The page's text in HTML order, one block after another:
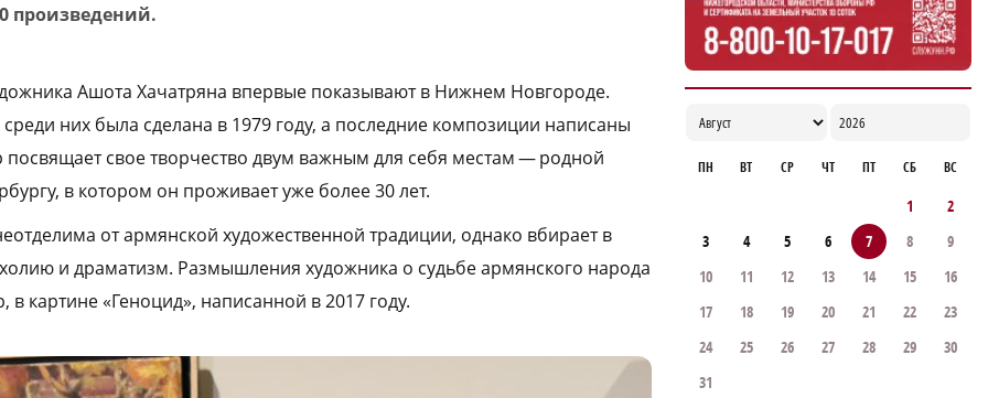
произведений.
Ашота Хачатряна впервые показывают в Нижнем Новгороде.
них была сделана в 1979 году, а последние композиции написаны
посвящает свое творчество двум важным для себя местам — родной
в котором он проживает уже более 30 лет.
от армянской художественной традиции, однако вбирает в
и драматизм. Размышления художника о судьбе армянского народа
картине «Геноцид», написанной в 2017 году.
ПН ВТ СР ЧТ ПТ СБ ВС
1
2
3
4 5 6 7 8
9
10
11 12 13 14 15
16
17
18 19 20 21 22
23
24
25 26 27 28 29
30
31